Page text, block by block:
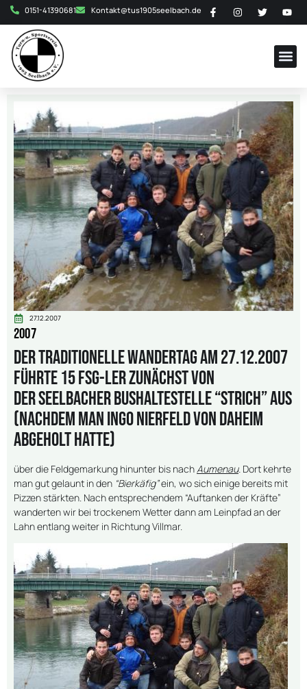
0151-41390681 Kontakt@tus1905seelbach.de
27.12.2007
2007
Der traditionelle Wandertag am 27.12.2007
führte 15 FSG-ler zunächst von
der Seelbacher Bushaltestelle “Strich” aus
(nachdem man Ingo Nierfeld von daheim
abgeholt hatte)
über die Feldgemarkung hinunter bis nachAumenau. Dort kehrte
man gut gelaunt in den “Bierkäfig”ein, wo sich einige bereits mit
Pizzen stärkten. Nach entsprechendem “Auftanken der Kräfte”
wanderten wir bei trockenem Wetter dann am Leinpfad an der
Lahn entlang weiter in Richtung Villmar.